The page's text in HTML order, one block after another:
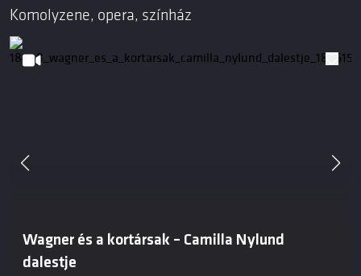
Komolyzene, opera, színház
Wagner és a kortársak – Camilla Nylund
dalestje